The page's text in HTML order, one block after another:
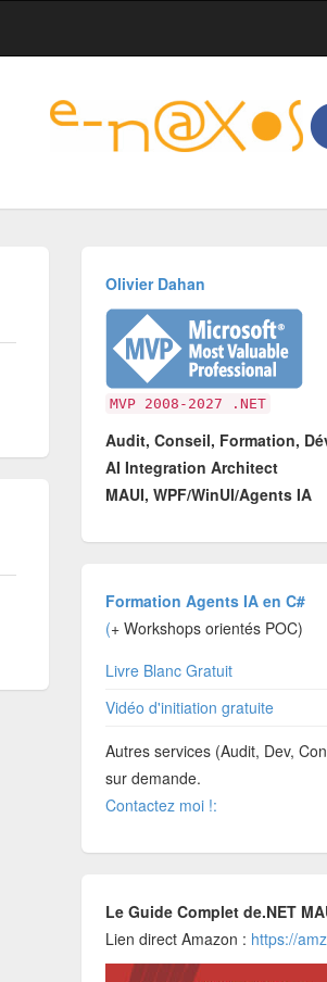
Olivier Dahan
MVP 2008-2027 .NET
Audit, Conseil, Formation,
AI Integration Architect
MAUI, WPF/WinUI/Agents IA
Formation Agents IA en C#
(+ Workshops orientés POC)
Livre Blanc Gratuit
Vidéo d'initiation gratuite
Autres services (Audit, Dev,
sur demande.
Contactez moi !:
Le Guide Complet de.NET
Lien direct Amazon : https://